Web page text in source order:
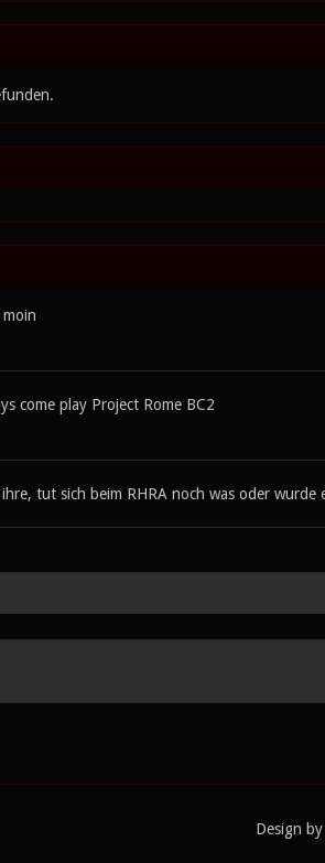
come play Project Rome BC2
tut sich beim RHRA noch was oder wurde
Design